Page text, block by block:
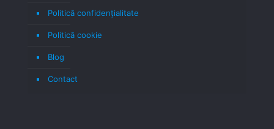
Politică confidenţialitate
Politică cookie
Blog
Contact